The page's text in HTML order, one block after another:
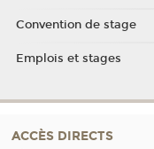
Convention de stage
Emplois et stages
ACCÈS DIRECTS